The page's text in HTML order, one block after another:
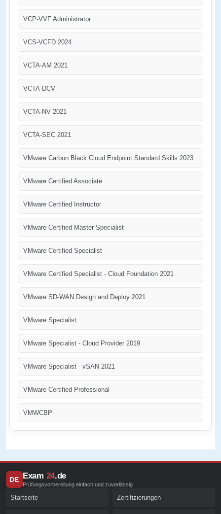
VCP-VVF Administrator
VCS-VCFD 2024
VCTA-AM 2021
VCTA-DCV
VCTA-NV 2021
VCTA-SEC 2021
VMware Carbon Black Cloud Endpoint Standard Skills 2023
VMware Certified Associate
VMware Certified Instructor
VMware Certified Master Specialist
VMware Certified Specialist
VMware Certified Specialist - Cloud Foundation 2021
VMware SD-WAN Design and Deploy 2021
VMware Specialist
VMware Specialist - Cloud Provider 2019
VMware Specialist - vSAN 2021
VMware Certified Professional
VMWCBP
DE Exam 24.de
Prüfungsvorbereitung einfach und zuverlässig
Startseite Zertifizierungen